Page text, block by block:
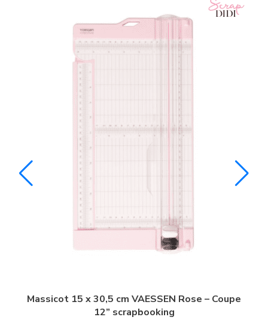
Mini Massicot 6,5 x 15,3 cm Rose - scrapbooking
compacte